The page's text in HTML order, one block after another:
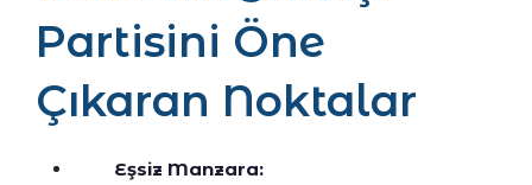
Partisini Öne
Çıkaran Noktalar
Eşsiz Manzara: